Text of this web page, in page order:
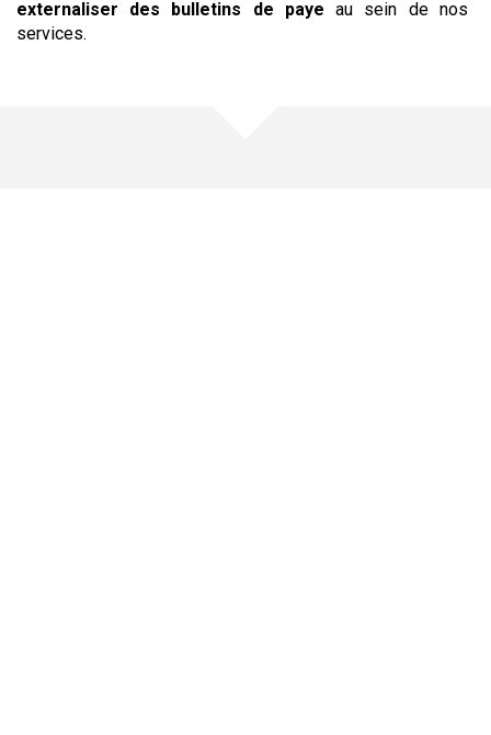
externaliser
des bulletins de paye au sein de nos
services.